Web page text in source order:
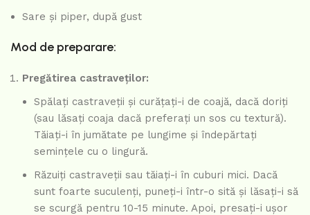
Sare și piper, după gust
Mod de preparare:
Pregătirea castraveților:
Spălați castraveții și curățați-i de coajă, dacă doriți
(sau lăsați coaja dacă preferați un sos cu textură).
Tăiați-i în jumătate pe lungime și îndepărtați
semințele cu o lingură.
Răzuiți castraveții sau tăiați-i în cuburi mici. Dacă
sunt foarte suculenți, puneți-i într-o sită și lăsați-i să
se scurgă pentru 10-15 minute. Apoi, presați-i ușor